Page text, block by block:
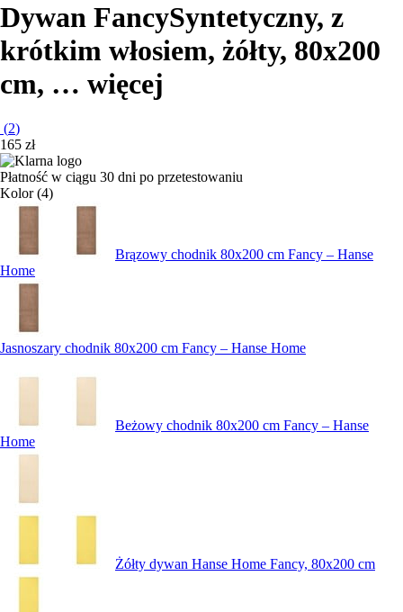
Dywan FancySyntetyczny, z
krótkim włosiem, żółty, 80x200
cm, … więcej
(2)
165 zł
Płatność w ciągu 30 dni po przetestowaniu
Kolor (4)
Brązowy chodnik 80x200 cm Fancy – Hanse
Home
Jasnoszary chodnik 80x200 cm Fancy – Hanse Home
Beżowy chodnik 80x200 cm Fancy – Hanse
Home
Żółty dywan Hanse Home Fancy, 80x200 cm